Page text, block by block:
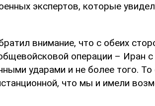
экспертов, которые
внимание, что с обеих
операции – Иран
ударами и не более того. То
что мы и имели